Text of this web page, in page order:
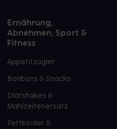
Ernährung,
Abnehmen, Sport &
Fitness
Appetitzügler
Bonbons & Snacks
Diätshakes &
Mahlzeitenersatz
Fettbinder &